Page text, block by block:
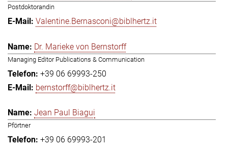
Postdoktorandin
Valentine.Bernasconi@biblhertz.it
Dr. Marieke von Bernstorff
Managing Editor Publications & Communication
+39 06 69993-250
bernstorff@biblhertz.it
Jean Paul Biagui
Pförtner
+39 06 69993-201